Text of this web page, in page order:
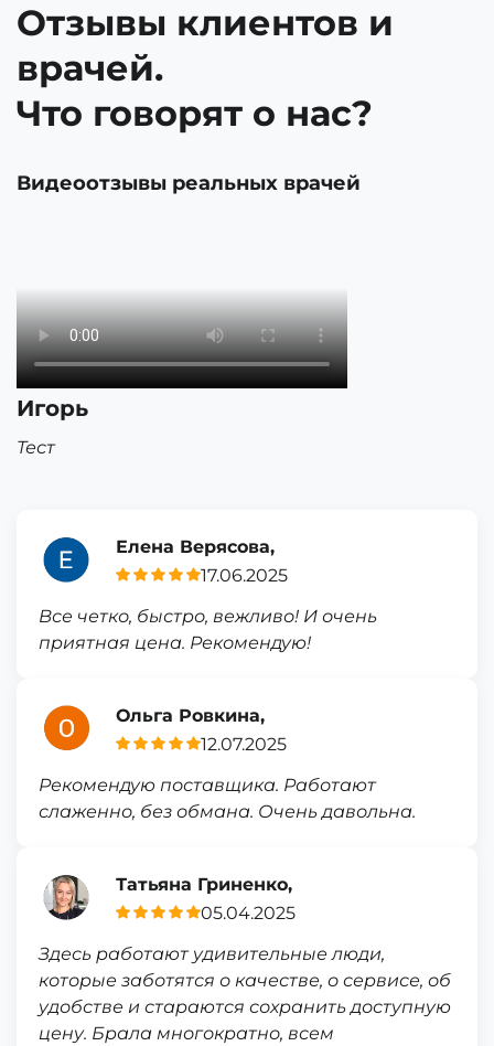
Отзывы клиентов и
врачей.
Что говорят о нас?
Видеоотзывы реальных врачей
Игорь
Тест
Елена Верясова,
17.06.2025
Все четко, быстро, вежливо! И очень
приятная цена. Рекомендую!
Ольга Ровкина,
12.07.2025
Рекомендую поставщика. Работают
слаженно, без обмана. Очень давольна.
Татьяна Гриненко,
05.04.2025
Здесь работают удивительные люди,
которые заботятся о качестве, о сервисе, об
удобстве и стараются сохранить доступную
цену. Брала многократно, всем